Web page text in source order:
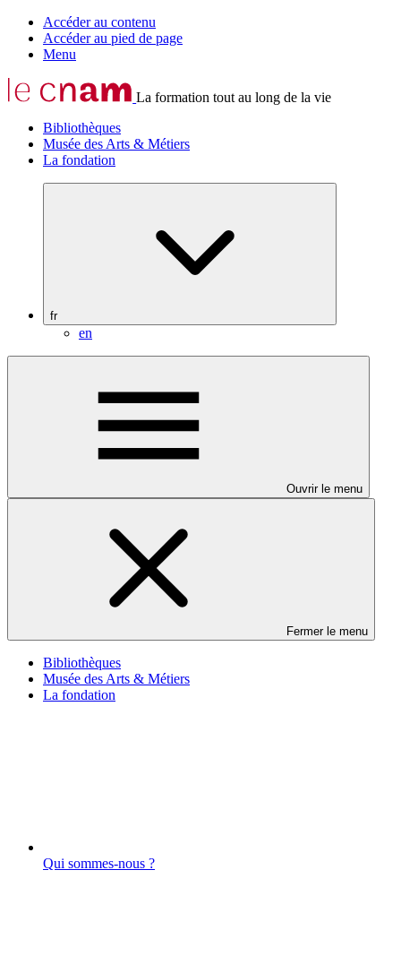
Accéder au contenu
Accéder au pied de page
Menu
La formation tout au long de la vie
Bibliothèques
Musée des Arts & Métiers
La fondation
fr
en
Ouvrir le menu
Fermer le menu
Bibliothèques
Musée des Arts & Métiers
La fondation
Qui sommes-nous ?